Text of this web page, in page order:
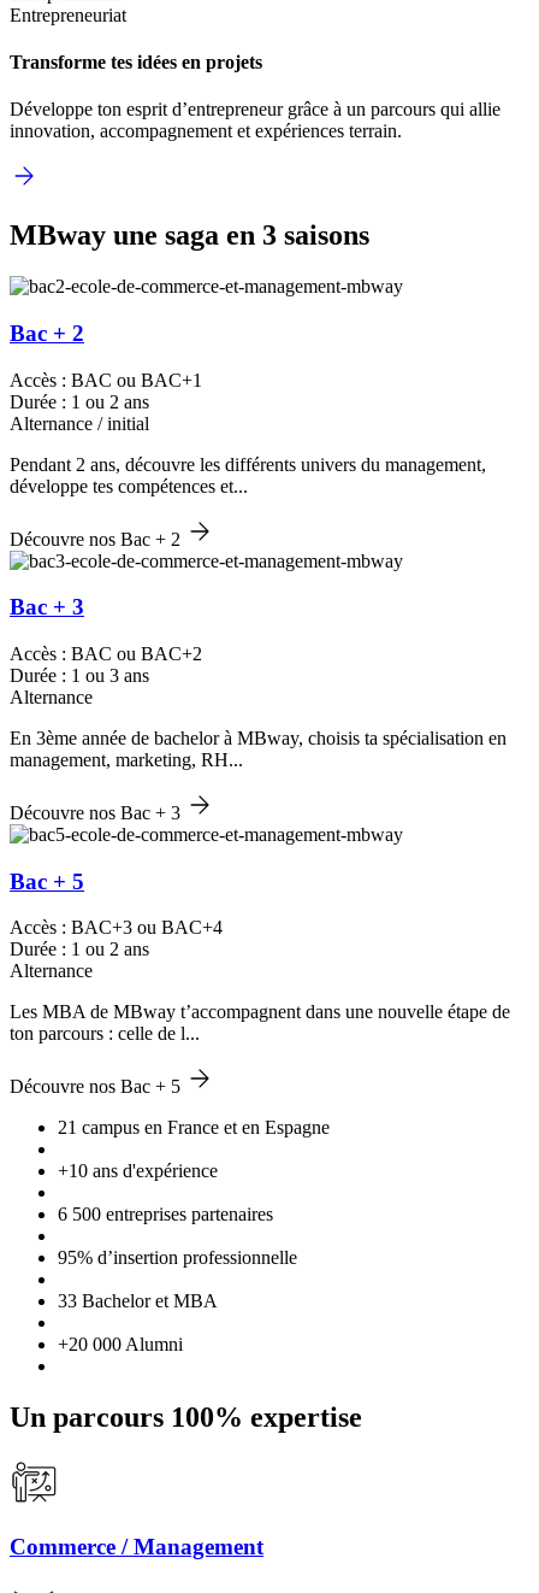
Entrepreneuriat
Transforme tes idées en projets
Développe ton esprit d’entrepreneur grâce à un parcours qui allie
innovation, accompagnement et expériences terrain.
MBway une saga en 3 saisons
Bac + 2
Accès : BAC ou BAC+1
Durée : 1 ou 2 ans
Alternance / initial
Pendant 2 ans, découvre les différents univers du management,
développe tes compétences et...
Découvre nos Bac + 2
Bac + 3
Accès : BAC ou BAC+2
Durée : 1 ou 3 ans
Alternance
En 3ème année de bachelor à MBway, choisis ta spécialisation en
management, marketing, RH...
Découvre nos Bac + 3
Bac + 5
Accès : BAC+3 ou BAC+4
Durée : 1 ou 2 ans
Alternance
Les MBA de MBway t’accompagnent dans une nouvelle étape de
ton parcours : celle de l...
Découvre nos Bac + 5
21 campus en France et en Espagne
+10 ans d'expérience
6 500 entreprises partenaires
95% d’insertion professionnelle
33 Bachelor et MBA
+20 000 Alumni
Un parcours 100% expertise
Commerce / Management